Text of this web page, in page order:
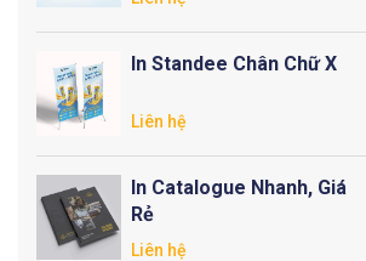
In Standee Chân Chữ X
Liên hệ
In Catalogue Nhanh, Giá
Rẻ
Liên hệ